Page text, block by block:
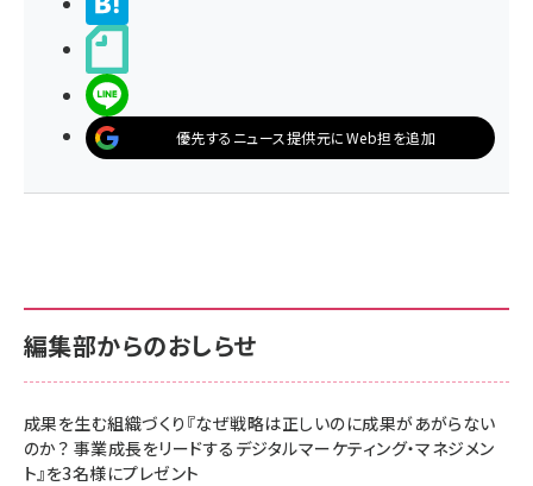
優先するニュース提供元にWeb担を追加
編集部からのおしらせ
成果を生む組織づくり『なぜ戦略は正しいのに成果があがらない
のか？ 事業成長をリードするデジタルマーケティング・マネジメン
ト』を3名様にプレゼント